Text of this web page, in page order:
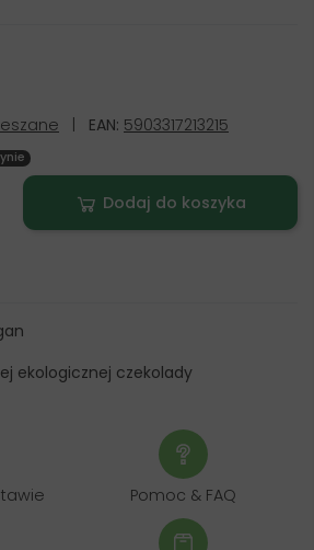
| EAN: 5903317213215
Dodaj do koszyka
ekologicznej czekolady
Pomoc & FAQ